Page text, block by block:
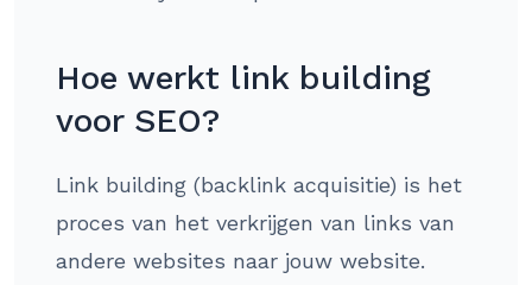
Hoe werkt link building
voor SEO?
Link building (backlink acquisitie) is het
proces van het verkrijgen van links van
andere websites naar jouw website.